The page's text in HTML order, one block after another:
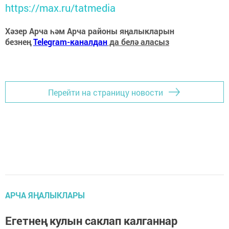
https://max.ru/tatmedia
Хәзер Арча һәм Арча районы яңалыкларын
безнеңTelegram-каналданда белә аласыз
Перейти на страницу новости
АРЧА ЯҢАЛЫКЛАРЫ
Егетнең кулын саклап калганнар